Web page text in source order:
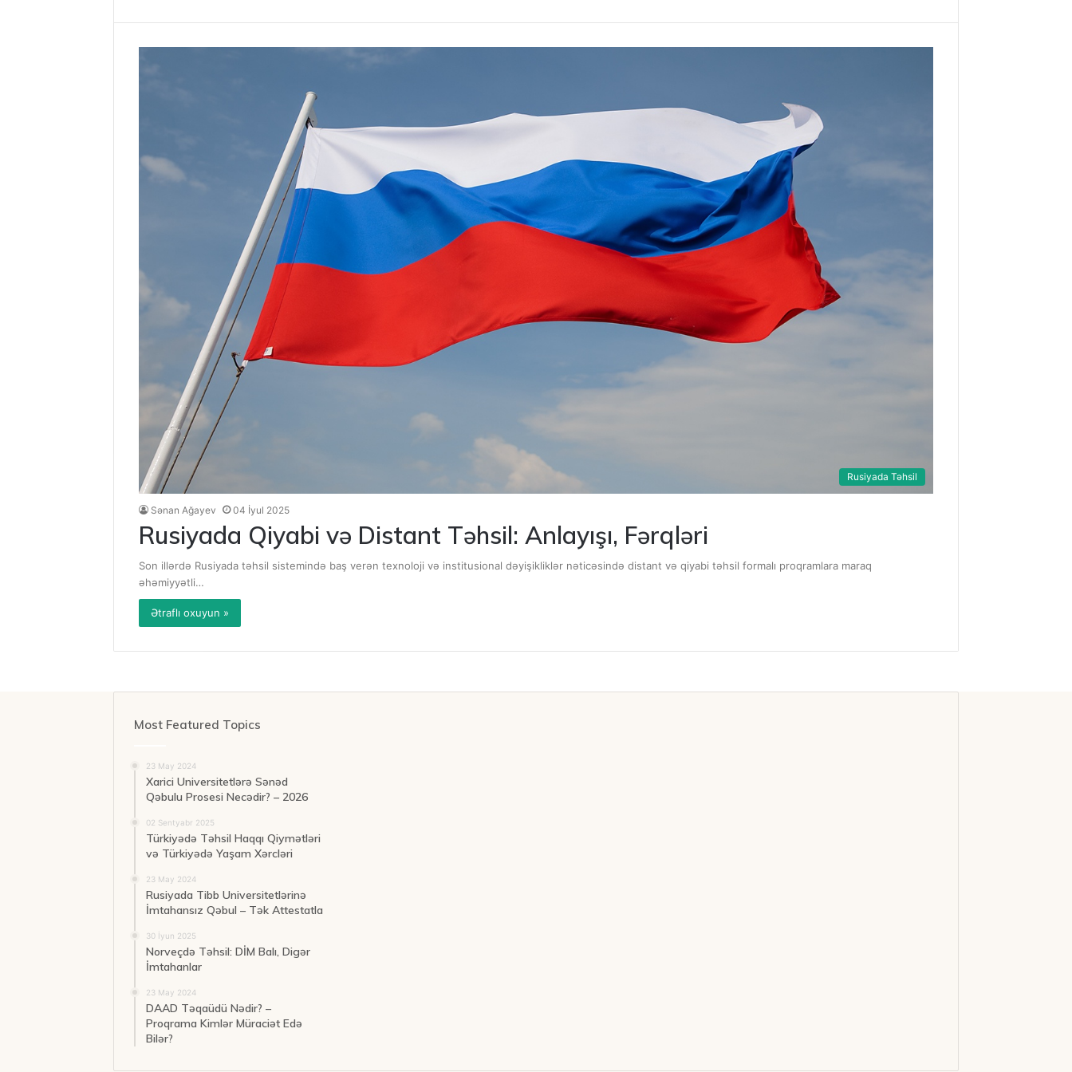
Rusiyada Təhsil
Sənan Ağayev 04 İyul 2025
Rusiyada Qiyabi və Distant Təhsil: Anlayışı, Fərqləri
Son illərdə Rusiyada təhsil sistemində baş verən texnoloji və institusional dəyişikliklər nəticəsində distant və qiyabi təhsil formalı proqramlara maraq
əhəmiyyətli…
Ətraflı oxuyun »
Most Featured Topics
23 May 2024
Xarici Universitetlərə Sənəd
Qəbulu Prosesi Necədir? – 2026
02 Sentyabr 2025
Türkiyədə Təhsil Haqqı Qiymətləri
və Türkiyədə Yaşam Xərcləri
23 May 2024
Rusiyada Tibb Universitetlərinə
İmtahansız Qəbul – Tək Attestatla
30 İyun 2025
Norveçdə Təhsil: DİM Balı, Digər
İmtahanlar
23 May 2024
DAAD Təqaüdü Nədir? –
Proqrama Kimlər Müraciət Edə
Bilər?